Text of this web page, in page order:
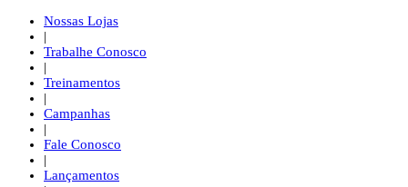
Nossas Lojas
|
Trabalhe Conosco
|
Treinamentos
|
Campanhas
|
Fale Conosco
|
Lançamentos